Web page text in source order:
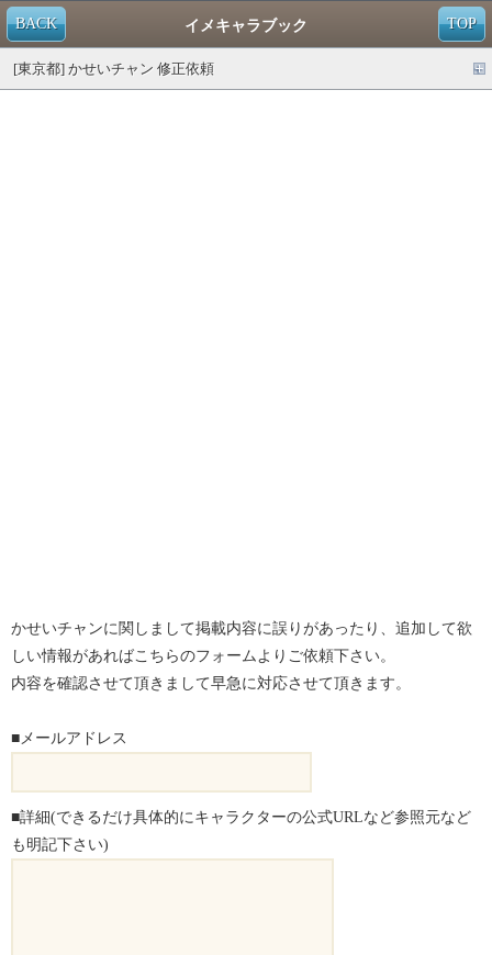
TOP
BACK イメキャラブック
[東京都] かせいチャン 修正依頼
かせいチャンに関しまして掲載内容に誤りがあったり、追加して欲
しい情報があればこちらのフォームよりご依頼下さい。
内容を確認させて頂きまして早急に対応させて頂きます。
■メールアドレス
■詳細(できるだけ具体的にキャラクターの公式URLなど参照元など
も明記下さい)